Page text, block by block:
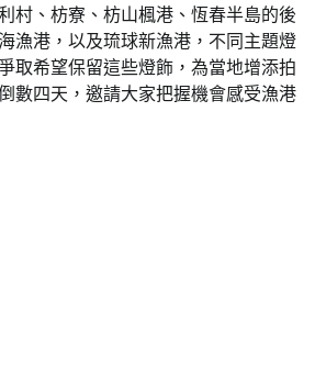
村、枋寮、枋山楓港、恆春半島的後
漁港，以及琉球新漁港，不同主題燈
取希望保留這些燈飾，為當地增添拍
數四天，邀請大家把握機會感受漁港